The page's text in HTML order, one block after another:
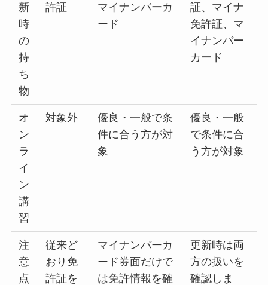
新
時
の
持
ち
物
許証
マイナンバーカ
ード
証、マイナ
免許証、マ
イナンバー
カード
オ
ン
ラ
イ
ン
講
習
対象外
優良・一般で条
件に合う方が対
象
優良・一般
で条件に合
う方が対象
注
意
点
従来ど
おり免
許証を
マイナンバーカ
ード券面だけで
は免許情報を確
更新時は両
方の扱いを
確認しま